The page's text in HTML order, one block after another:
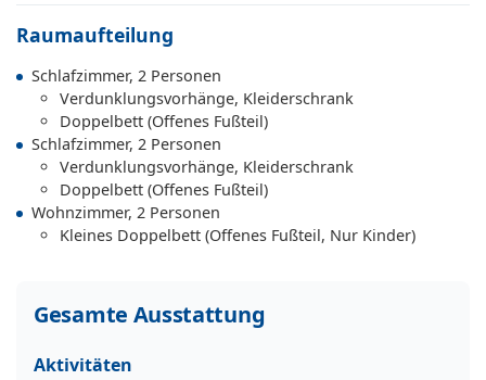
Raumaufteilung
Schlafzimmer, 2 Personen
Verdunklungsvorhänge, Kleiderschrank
Doppelbett (Offenes Fußteil)
Schlafzimmer, 2 Personen
Verdunklungsvorhänge, Kleiderschrank
Doppelbett (Offenes Fußteil)
Wohnzimmer, 2 Personen
Kleines Doppelbett (Offenes Fußteil, Nur Kinder)
Gesamte Ausstattung
Aktivitäten